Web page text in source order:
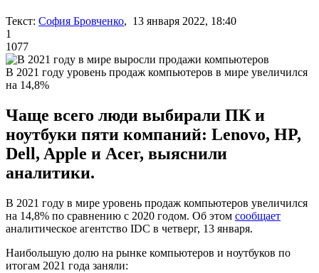
Текст: София Бровченко, 13 января 2022, 18:40
1
1077
В 2021 году уровень продаж компьютеров в мире увеличился
на 14,8%
Чаще всего люди выбирали ПК и
ноутбуки пяти компаний: Lenovo, HP,
Dell, Apple и Acer, выяснили
аналитики.
В 2021 году в мире уровень продаж компьютеров увеличился
на 14,8% по сравнению с 2020 годом. Об этом сообщает
аналитическое агентство IDC в четверг, 13 января.
Наибольшую долю на рынке компьютеров и ноутбуков по
итогам 2021 года заняли: